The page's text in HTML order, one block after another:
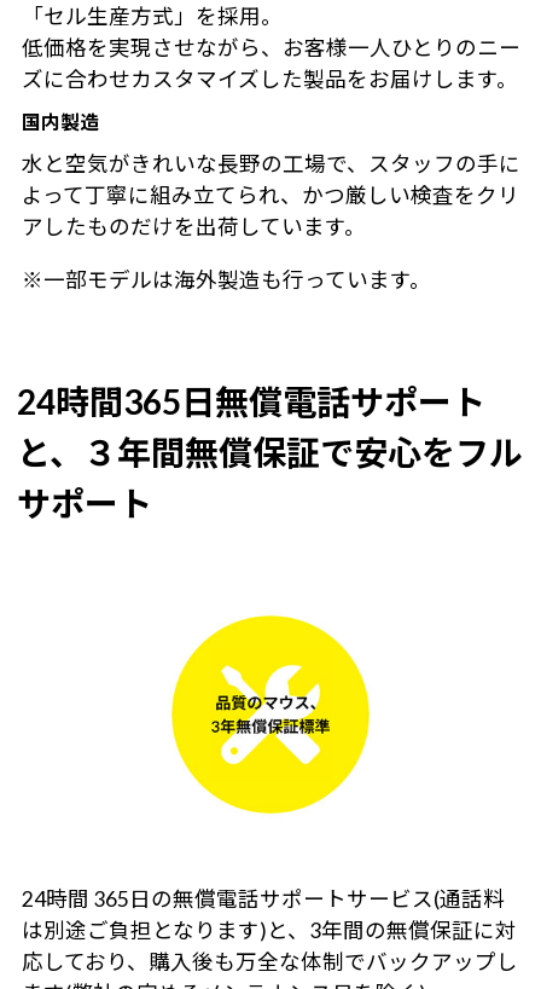
「セル生産方式」を採用。
低価格を実現させながら、お客様一人ひとりのニー
ズに合わせカスタマイズした製品をお届けします。
国内製造
水と空気がきれいな長野の工場で、スタッフの手に
よって丁寧に組み立てられ、かつ厳しい検査をクリ
アしたものだけを出荷しています。
※一部モデルは海外製造も行っています。
24時間365日無償電話サポート
と、３年間無償保証で安心をフル
サポート
24時間 365日の無償電話サポートサービス(通話料
は別途ご負担となります)と、3年間の無償保証に対
応しており、購入後も万全な体制でバックアップし